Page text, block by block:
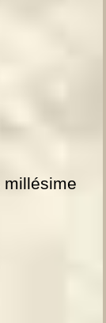
millésime